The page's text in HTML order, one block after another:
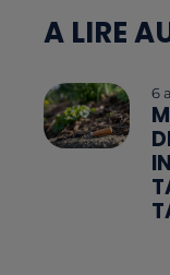
A LIRE
6